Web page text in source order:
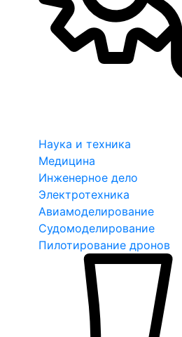
Наука и техника
Медицина
Инженерное дело
Электротехника
Авиамоделирование
Судомоделирование
Пилотирование дронов